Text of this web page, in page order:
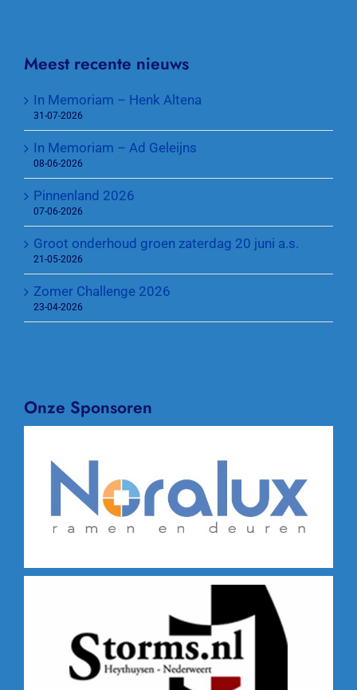
Meest recente nieuws
In Memoriam – Henk Altena
31-07-2026
In Memoriam – Ad Geleijns
08-06-2026
Pinnenland 2026
07-06-2026
Groot onderhoud groen zaterdag 20 juni a.s.
21-05-2026
Zomer Challenge 2026
23-04-2026
Onze Sponsoren